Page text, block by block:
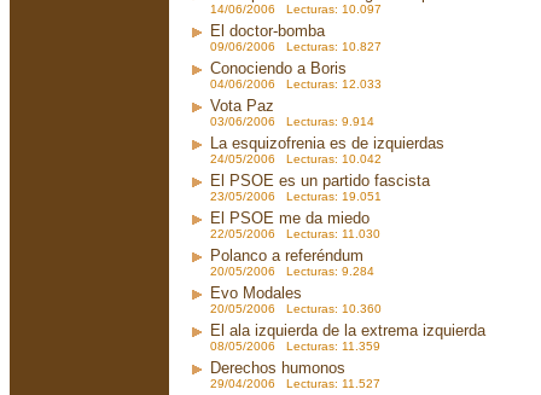
14/06/2006 Lecturas: 10.097
El doctor-bomba
09/06/2006 Lecturas: 10.827
Conociendo a Boris
04/06/2006 Lecturas: 12.033
Vota Paz
03/06/2006 Lecturas: 9.914
La esquizofrenia es de izquierdas
24/05/2006 Lecturas: 10.042
El PSOE es un partido fascista
23/05/2006 Lecturas: 19.051
El PSOE me da miedo
22/05/2006 Lecturas: 11.030
Polanco a referéndum
20/05/2006 Lecturas: 9.284
Evo Modales
20/05/2006 Lecturas: 10.360
El ala izquierda de la extrema izquierda
08/05/2006 Lecturas: 11.359
Derechos humonos
29/04/2006 Lecturas: 11.527